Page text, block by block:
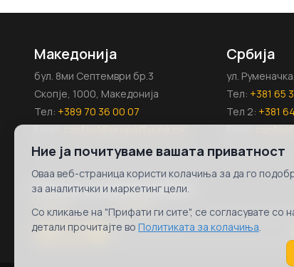
Ние ја почитуваме вашата приватност
Оваа веб-страница користи колачиња за да го
за аналитички и маркетинг цели.
Со кликање на "Прифати ги сите", се согласувате со
детали прочитајте во Политиката за колачиња.
Македонија
бул. 8ми Септември бр.3
Скопје, 1000, Македонија
Тел: +389 70 36 00 07
Email:contact@propertyone.mk
Србија
ул.
Тел: +381 65
Тел 2: +381
Email:
Follow us onNewsletter